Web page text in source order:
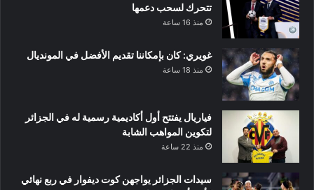
تتحرك لسحب دعمها
منذ 16 ساعة
غويري: كان بإمكاننا تقديم الأفضل في المونديال
منذ 18 ساعة
فياريال يفتتح أول أكاديمية رسمية له في الجزائر
لتكوين المواهب الشابة
منذ 22 ساعة
سيدات الجزائر يواجهن كوت ديفوار في ربع نهائي